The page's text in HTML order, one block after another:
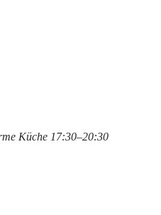
Küche 17:30–20:30